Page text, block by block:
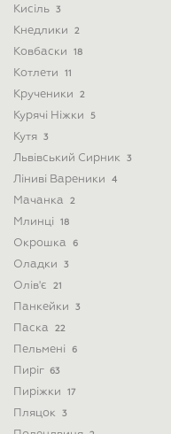
Кисіль 3
Кнедлики 2
Ковбаски 18
Котлети 11
Крученики 2
Курячі Ніжки 5
Кутя 3
Львівський Сирник 3
Ліниві Вареники 4
Мачанка 2
Млинці 18
Окрошка 6
Оладки 3
Олів'є 21
Панкейки 3
Паска 22
Пельмені 6
Пиріг 63
Пиріжки 17
Пляцок 3